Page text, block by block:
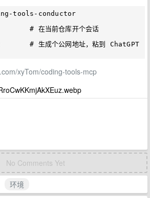
xyTom/coding-tools-mcp
No Comments Yet
环境